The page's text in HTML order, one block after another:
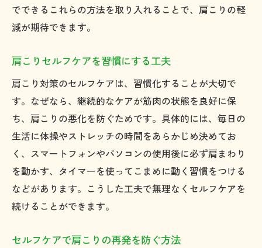
でできるこれらの方法を取り入れることで、肩こりの軽
減が期待できます。
肩こりセルフケアを習慣にする工夫
肩こり対策のセルフケアは、習慣化することが大切で
す。なぜなら、継続的なケアが筋肉の状態を良好に保
ち、肩こりの悪化を防ぐためです。具体的には、毎日の
生活に体操やストレッチの時間をあらかじめ決めてお
く、スマートフォンやパソコンの使用後に必ず肩まわり
を動かす、タイマーを使ってこまめに動く習慣をつける
などがあります。こうした工夫で無理なくセルフケアを
続けることができます。
セルフケアで肩こりの再発を防ぐ方法